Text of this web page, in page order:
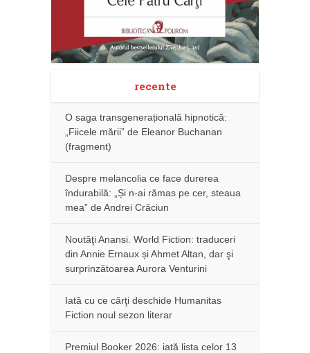
recente
O saga transgenerațională hipnotică:
„Fiicele mării” de Eleanor Buchanan
(fragment)
Despre melancolia ce face durerea
îndurabilă: „Și n-ai rămas pe cer, steaua
mea” de Andrei Crăciun
Noutăţi Anansi. World Fiction: traduceri
din Annie Ernaux și Ahmet Altan, dar şi
surprinzătoarea Aurora Venturini
Iată cu ce cărţi deschide Humanitas
Fiction noul sezon literar
Premiul Booker 2026: iată lista celor 13